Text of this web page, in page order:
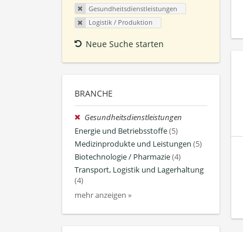
Gesundheitsdienstleistungen
Logistik / Produktion
Neue Suche starten
BRANCHE
Gesundheitsdienstleistungen
Energie und Betriebsstoffe(5)
Medizinprodukte und Leistungen (5)
Biotechnologie / Pharmazie(4)
Transport, Logistik und Lagerhaltung
(4)
mehr anzeigen »